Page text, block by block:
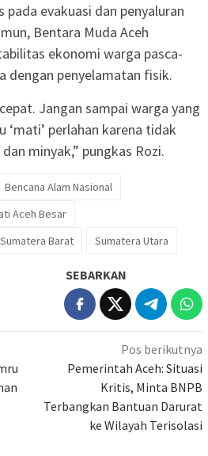
evakuasi dan penyaluran
Bentara Muda Aceh
ekonomi warga pasca-
dengan penyelamatan fisik.
Jangan sampai warga yang
perlahan karena tidak
minyak,” pungkas Rozi.
Bencana Alam Nasional
Aceh Besar
Sumatera Barat Sumatera Utara
SEBARKAN
Pos berikutnya
Pemerintah Aceh: Situasi
Kritis, Minta BNPB
Terbangkan Bantuan Darurat
ke Wilayah Terisolasi